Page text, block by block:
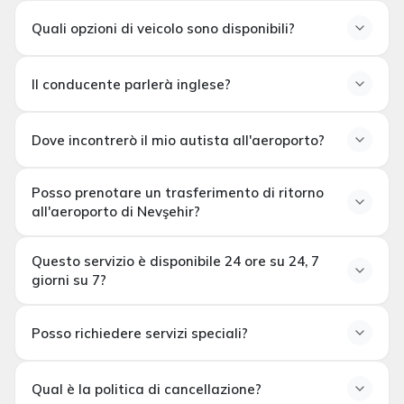
Veicolo privato e autista
Assistenza ai bagagli
Quali opzioni di veicolo sono disponibili?
Veicoli Sedan (1-3 passeggeri)
Minibus VIP (8+ passeggeri)
Il conducente parlerà inglese?
menzionare questa esigenza al momento della
Dove incontrerò il mio autista all'aeroporto?
Posso prenotare un trasferimento di ritorno
all'aeroporto di Nevşehir?
Questo servizio è disponibile 24 ore su 24, 7
giorni su 7?
giorni alla settimana
Posso richiedere servizi speciali?
Qual è la politica di cancellazione?